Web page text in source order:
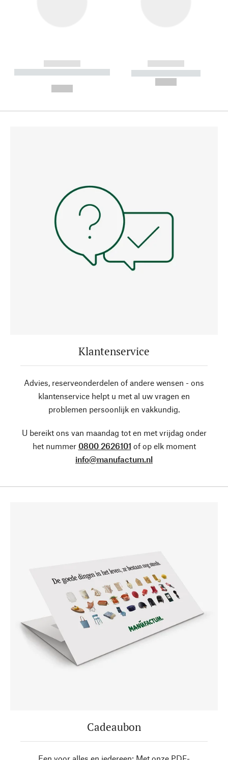
------------
----------- ----------- --------
------------
----------- -----------
Klantenservice
Advies, reserveonderdelen of andere wensen - ons
klantenservice helpt u met al uw vragen en
problemen persoonlijk en vakkundig.
U bereikt ons van maandag tot en met vrijdag onder
het nummer 0800 2626101 of op elk moment
info@manufactum.nl
Cadeaubon